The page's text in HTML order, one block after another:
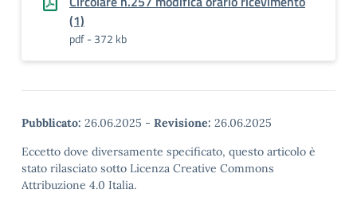
(1)
pdf - 372 kb
Pubblicato: 26.06.2025 - Revisione: 26.06.2025
Eccetto dove diversamente specificato, questo articolo è
stato rilasciato sotto Licenza Creative Commons
Attribuzione 4.0 Italia.